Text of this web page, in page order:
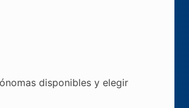
disponibles y elegir